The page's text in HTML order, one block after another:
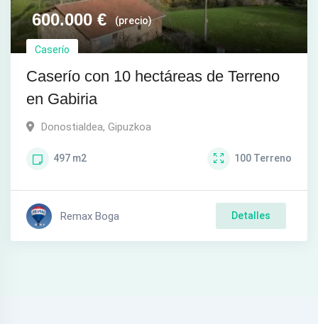
600.000€ (precio)
Caserío
Caserío con 10 hectáreas de Terreno
en Gabiria
Donostialdea, Gipuzkoa
497 m2 100 Terreno
Remax Boga Detalles